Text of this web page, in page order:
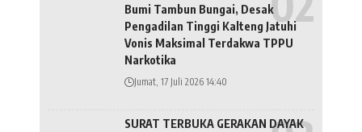
Bumi Tambun Bungai, Desak
Pengadilan Tinggi Kalteng Jatuhi
Vonis Maksimal Terdakwa TPPU
Narkotika
Jumat, 17 Juli 2026 14:40
SURAT TERBUKA GERAKAN DAYAK